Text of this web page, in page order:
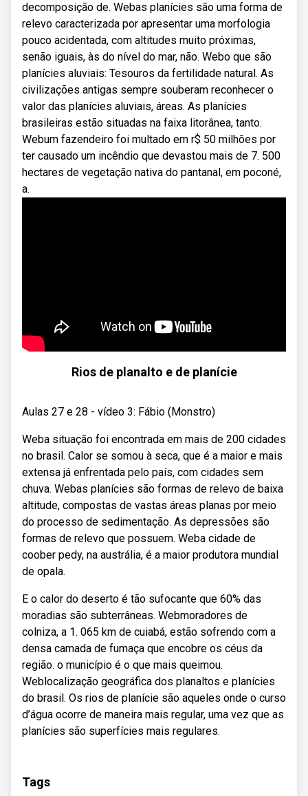
decomposição de. Webas planícies são uma forma de
relevo caracterizada por apresentar uma morfologia
pouco acidentada, com altitudes muito próximas,
senão iguais, às do nível do mar, não. Webo que são
planícies aluviais: Tesouros da fertilidade natural. As
civilizações antigas sempre souberam reconhecer o
valor das planícies aluviais, áreas. As planícies
brasileiras estão situadas na faixa litorânea, tanto.
Webum fazendeiro foi multado em r$ 50 milhões por
ter causado um incêndio que devastou mais de 7. 500
hectares de vegetação nativa do pantanal, em poconé,
a.
Rios de planalto e de planície
Aulas 27 e 28 - vídeo 3: Fábio (Monstro)
Weba situação foi encontrada em mais de 200 cidades
no brasil. Calor se somou à seca, que é a maior e mais
extensa já enfrentada pelo país, com cidades sem
chuva. Webas planícies são formas de relevo de baixa
altitude, compostas de vastas áreas planas por meio
do processo de sedimentação. As depressões são
formas de relevo que possuem. Weba cidade de
coober pedy, na austrália, é a maior produtora mundial
de opala.
E o calor do deserto é tão sufocante que 60% das
moradias são subterrâneas. Webmoradores de
colniza, a 1. 065 km de cuiabá, estão sofrendo com a
densa camada de fumaça que encobre os céus da
região. o município é o que mais queimou.
Weblocalização geográfica dos planaltos e planícies
do brasil. Os rios de planície são aqueles onde o curso
d’água ocorre de maneira mais regular, uma vez que as
planícies são superfícies mais regulares.
Tags